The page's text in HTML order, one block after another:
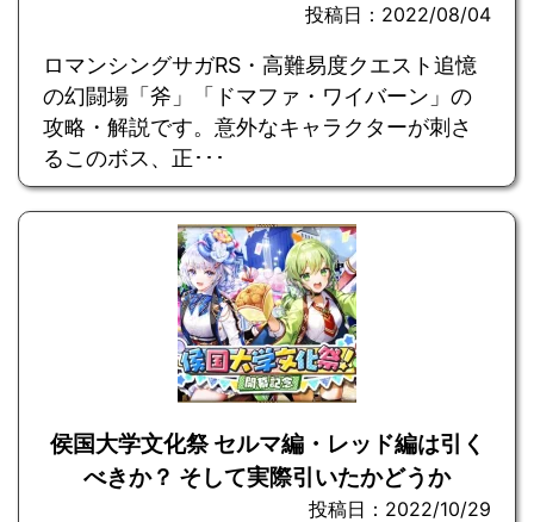
投稿日：2022/08/04
ロマンシングサガRS・高難易度クエスト追憶
の幻闘場「斧」「ドマファ・ワイバーン」の
攻略・解説です。意外なキャラクターが刺さ
るこのボス、正･･･
侯国大学文化祭 セルマ編・レッド編は引く
べきか？ そして実際引いたかどうか
投稿日：2022/10/29